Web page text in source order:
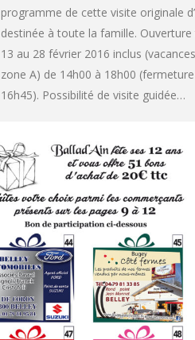
programme de cette visite originale
destinée à toute la famille.
13 au 28 février 2016 inclus
zone A) de 14h00 à 18h00
16h45). Possibilité de visite guidée…